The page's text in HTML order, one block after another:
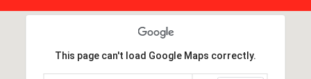
This page can't load Google Maps correctly.